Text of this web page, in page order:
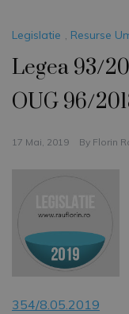
Legislatie , Resurse
Legea 93/
OUG 96/
17 Mai, 2019 By Florin
354/8.05.2019